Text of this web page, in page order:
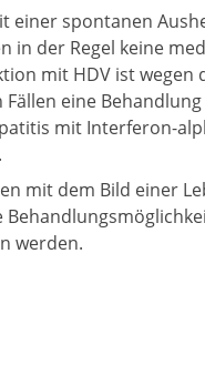
einer spontanen
in der Regel keine
mit HDV ist wegen
eine
mit Interferon-
mit dem Bild einer
werden.